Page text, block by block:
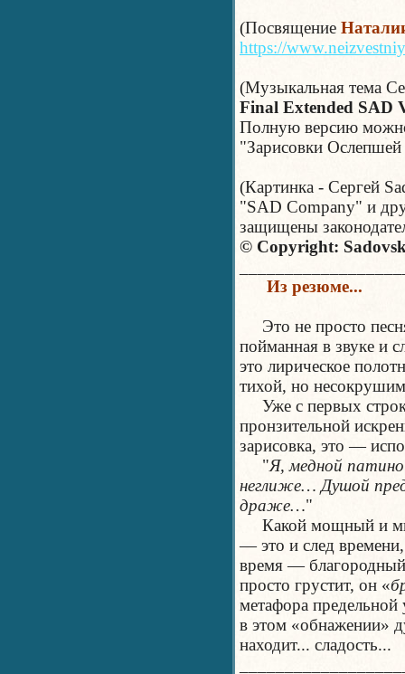
(Посвящение
https://
(Музыкальная тема
Final Extended SAD
Полную версию
"Зарисовки
(Картинка - Сергей
"SAD Company" и
защищены
© Copyright:
Из резюме...
Это не просто
пойманная в звуке и
это лирическое
тихой, но
Уже с первых
пронзительной
зарисовка, это —
"Я, медной
неглиже… Душой
драже…"
Какой мощный и
— это и след
время — благородный
просто грустит, он «
метафора
в этом «обнажении»
находит... сладость...